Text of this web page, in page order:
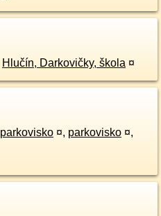
Hlučín, Darkovičky, škola ¤
parkovisko ¤, parkovisko ¤,